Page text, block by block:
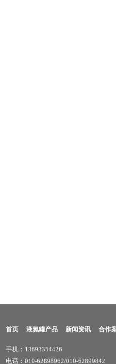
首页 液氮罐产品 新闻资讯 合作
手机：13693354426
电话：010-62898962/010-62899842